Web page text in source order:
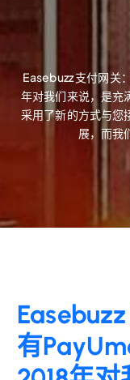
Easebuzz 支付网关
年对我们来说，是充
采用了新的方式与您
展，而我
有